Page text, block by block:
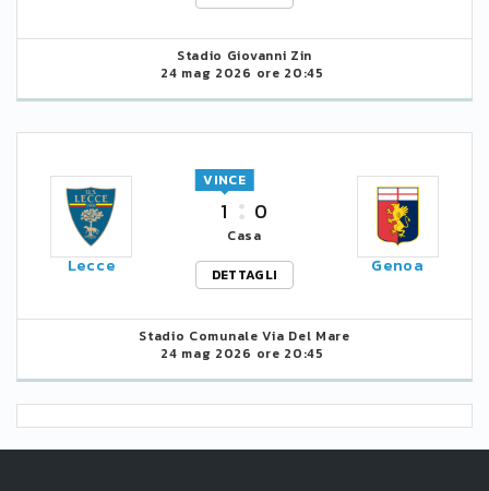
Stadio Giovanni Zin
24 mag 2026 ore 20:45
Lecce
1
VINCE
0
Casa
DETTAGLI
Genoa
Stadio Comunale Via Del Mare
24 mag 2026 ore 20:45